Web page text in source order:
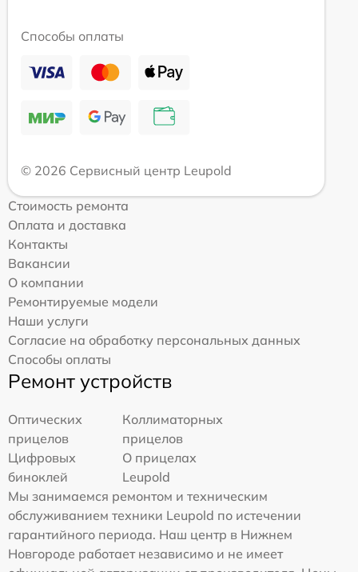
Способы оплаты
© 2026 Сервисный центр Leupold
Стоимость ремонта
Оплата и доставка
Контакты
Вакансии
О компании
Ремонтируемые модели
Наши услуги
Согласие на обработку персональных данных
Способы оплаты
Ремонт устройств
Оптических
прицелов
Коллиматорных
прицелов
Цифровых
биноклей
О прицелах
Leupold
Мы занимаемся ремонтом и техническим
обслуживанием техники Leupold по истечении
гарантийного периода. Наш центр в Нижнем
Новгороде работает независимо и не имеет